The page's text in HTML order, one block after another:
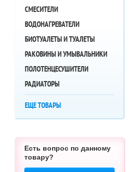
СМЕСИТЕЛИ
ВОДОНАГРЕВАТЕЛИ
БИОТУАЛЕТЫ И ТУАЛЕТЫ
РАКОВИНЫ И УМЫВАЛЬНИКИ
ПОЛОТЕНЦЕСУШИТЕЛИ
РАДИАТОРЫ
ЕЩЕ ТОВАРЫ
Есть вопрос по данному
товару?